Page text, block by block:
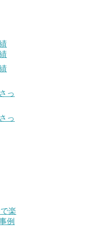
っ
っ
楽
例